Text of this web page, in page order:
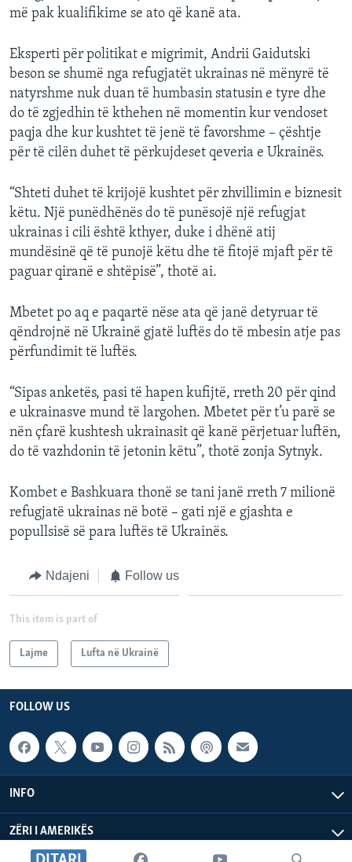
më pak kualifikime se ato që kanë ata.
Eksperti për politikat e migrimit, Andrii Gaidutski
beson se shumë nga refugjatët ukrainas në mënyrë të
natyrshme nuk duan të humbasin statusin e tyre dhe
do të zgjedhin të kthehen në momentin kur vendoset
paqja dhe kur kushtet të jenë të favorshme – çështje
për të cilën duhet të përkujdeset qeveria e Ukrainës.
“Shteti duhet të krijojë kushtet për zhvillimin e biznesit
këtu. Një punëdhënës do të punësojë një refugjat
ukrainas i cili është kthyer, duke i dhënë atij
mundësinë që të punojë këtu dhe të fitojë mjaft për të
paguar qiranë e shtëpisë”, thotë ai.
Mbetet po aq e paqartë nëse ata që janë detyruar të
qëndrojnë në Ukrainë gjatë luftës do të mbesin atje pas
përfundimit të luftës.
“Sipas anketës, pasi të hapen kufijtë, rreth 20 për qind
e ukrainasve mund të largohen. Mbetet për t’u parë se
nën çfarë kushtesh ukrainasit që kanë përjetuar luftën,
do të vazhdonin të jetonin këtu”, thotë zonja Sytnyk.
Kombet e Bashkuara thonë se tani janë rreth 7 milionë
refugjatë ukrainas në botë – gati një e gjashta e
popullsisë së para luftës të Ukrainës.
Ndajeni Follow us
This item is part of
Lajme Lufta në Ukrainë
FOLLOW US
INFO
ZËRI I AMERIKËS